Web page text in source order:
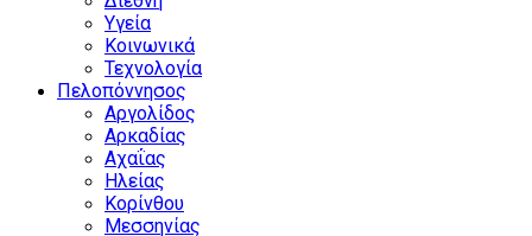
Υγεία
Κοινωνικά
Τεχνολογία
Πελοπόννησος
Αργολίδος
Αρκαδίας
Αχαΐας
Ηλείας
Κορίνθου
Μεσσηνίας